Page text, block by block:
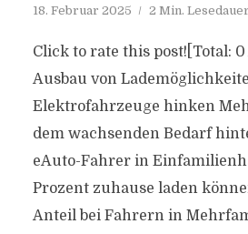
18. Februar 2025 2 Min. Lesedauer
Click to rate this post![Total:
Ausbau von
Elektrofahrzeuge hinken
dem wachsenden Bedarf
eAuto-Fahrer in
Prozent zuhause laden
Anteil bei Fahrern in